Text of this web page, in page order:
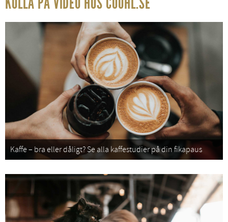
Kaffe – bra eller dåligt? Se alla kaffestudier på din fikapaus